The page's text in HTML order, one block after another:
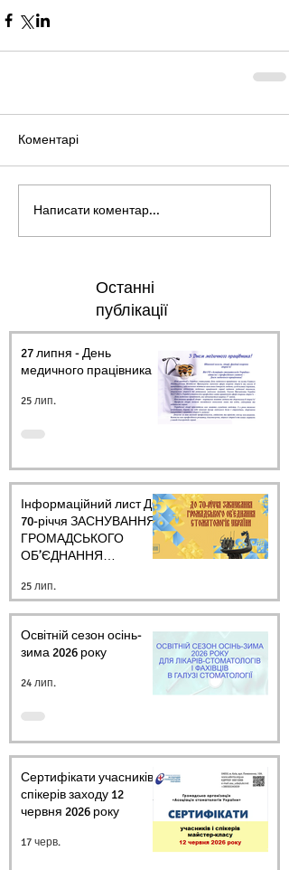
Коментарі
Написати коментар...
Останні
публікації
27 липня - День
медичного працівника.
25 лип.
Інформаційний лист ДО
70-річчя ЗАСНУВАННЯ
ГРОМАДСЬКОГО
ОБ’ЄДНАННЯ
УКРАЇНИ
25 лип.
Освітній сезон осінь-
зима 2026 року
24 лип.
Сертифікати учасників і
спікерів заходу 12
червня 2026 року
17 черв.